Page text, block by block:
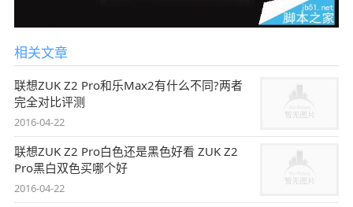
相关文章
联想ZUK Z2 Pro和乐Max2有什么不同?两者
完全对比评测
2016-04-22
联想ZUK Z2 Pro白色还是黑色好看 ZUK Z2
Pro黑白双色买哪个好
2016-04-22